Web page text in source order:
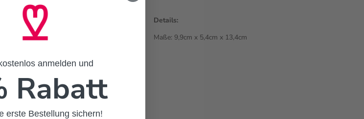
Details:
Maße: 9,9cm x 5,4cm x 13,4cm
anmelden und
Rabatt
erste Bestellung sichern!